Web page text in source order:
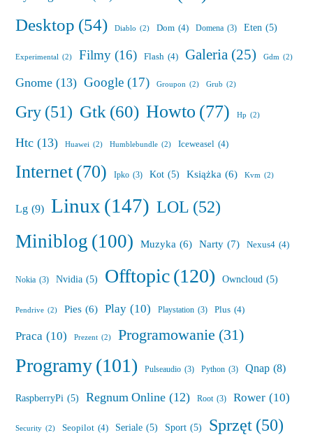
Desktop (54) Diablo (2) Dom (4) Domena (3) Eten (5)
Experimental (2) Filmy (16) Flash (4) Galeria (25) Gdm (2)
Gnome (13) Google (17) Groupon (2) Grub (2)
Gry(51) Gtk(60) Howto (77) Hp (2)
Htc (13) Huawei (2) Humblebundle (2) Iceweasel (4)
Internet(70) Ipko (3) Kot (5) Książka (6) Kvm (2)
Lg (9) Linux(147) LOL (52)
Miniblog (100) Muzyka (6) Narty (7) Nexus4 (4)
Nokia (3) Nvidia (5) Offtopic(120) Owncloud (5)
Pendrive (2) Pies (6) Play (10) Playstation (3) Plus (4)
Praca (10) Prezent (2) Programowanie (31)
Programy(101) Pulseaudio (3) Python (3) Qnap (8)
RaspberryPi (5) Regnum Online (12) Root (3) Rower (10)
Security (2) Seopilot (4) Seriale (5) Sport (5) Sprzęt(50)